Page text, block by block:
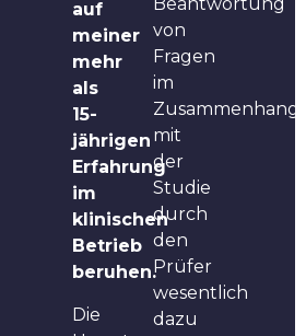
auf
meiner
mehr
als
15-
jährigen
Erfahrung
im
klinischen
Betrieb
beruhen.
Die
Beantwortung
von
Fragen
im
Zusammenhang
mit
der
Studie
durch
den
Prüfer
wesentlich
dazu